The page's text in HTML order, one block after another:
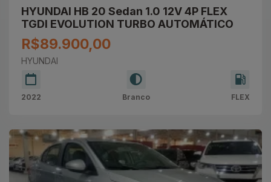
HYUNDAI HB 20 Sedan 1.0 12V 4P FLEX
TGDI EVOLUTION TURBO AUTOMÁTICO
R$89.900,00
HYUNDAI
2022 Branco FLEX